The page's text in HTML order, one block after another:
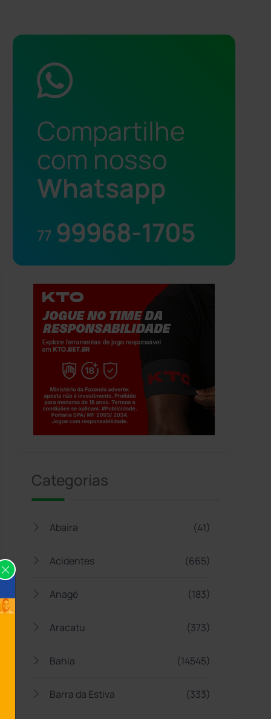
Compartilhe
com nosso
Whatsapp
77 99968-1705
Categorias
Abaíra (41)
Acidentes (665)
Anagé (183)
Aracatu (373)
Bahia (14545)
Barra da Estiva (333)